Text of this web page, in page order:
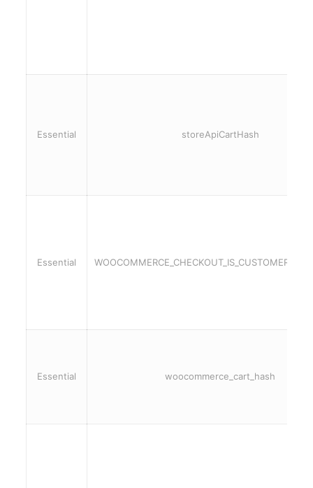
Essential storeApiCartHash
Essential
Essential woocommerce_cart_hash